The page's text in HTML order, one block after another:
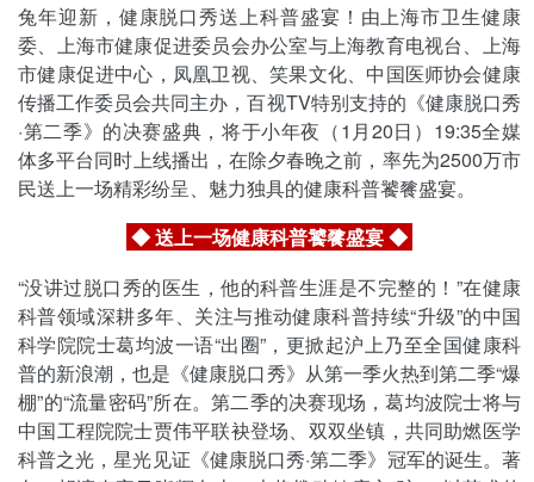
兔年迎新，健康脱口秀送上科普盛宴！由上海市卫生健康
委、上海市健康促进委员会办公室与上海教育电视台、上海
市健康促进中心，凤凰卫视、笑果文化、中国医师协会健康
传播工作委员会共同主办，百视TV特别支持的《健康脱口秀
·第二季》的决赛盛典，将于小年夜（1月20日）19:35全媒
体多平台同时上线播出，在除夕春晚之前，率先为2500万市
民送上一场精彩纷呈、魅力独具的健康科普饕餮盛宴。
◆ 送上一场健康科普饕餮盛宴◆
“没讲过脱口秀的医生，他的科普生涯是不完整的！”在健康
科普领域深耕多年、关注与推动健康科普持续“升级”的中国
科学院院士葛均波一语“出圈”，更掀起沪上乃至全国健康科
普的新浪潮，也是《健康脱口秀》从第一季火热到第二季“爆
棚”的“流量密码”所在。第二季的决赛现场，葛均波院士将与
中国工程院院士贾伟平联袂登场、双双坐镇，共同助燃医学
科普之光，星光见证《健康脱口秀·第二季》冠军的诞生。著